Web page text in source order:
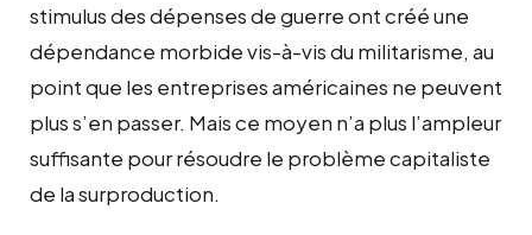
stimulus des dépenses de guerre ont créé une
dépendance morbide vis-à-vis du militarisme, au
point que les entreprises américaines ne peuvent
plus s’en passer. Mais ce moyen n’a plus l’ampleur
suffisante pour résoudre le problème capitaliste
de la surproduction.